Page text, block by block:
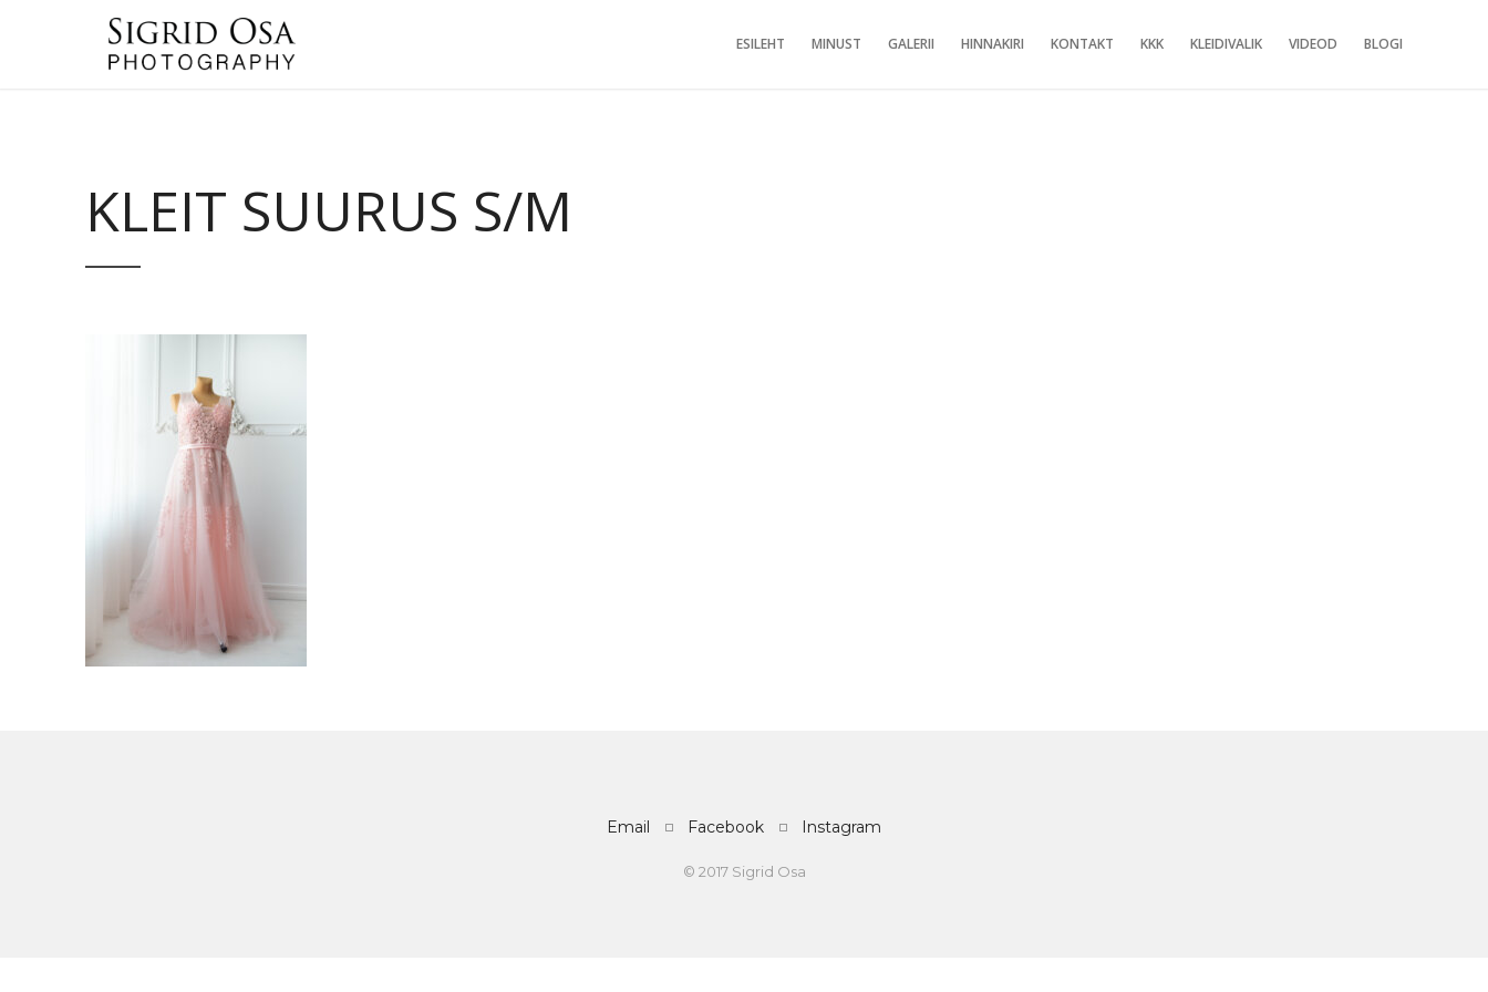
ESILEHT MINUST GALERII HINNAKIRI KONTAKT KKK KLEIDIVALIK VIDEOD BLOGI
KLEIT SUURUS S/M
Email Facebook Instagram
© 2017 Sigrid Osa